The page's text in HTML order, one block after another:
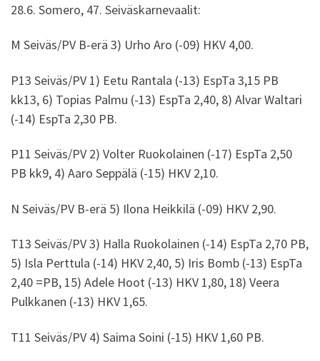
28.6. Somero, 47. Seiväskarnevaalit:
M Seiväs/PV B-erä 3) Urho Aro (-09) HKV 4,00.
P13 Seiväs/PV 1) Eetu Rantala (-13) EspTa 3,15 PB
kk13, 6) Topias Palmu (-13) EspTa 2,40, 8) Alvar Waltari
(-14) EspTa 2,30 PB.
P11 Seiväs/PV 2) Volter Ruokolainen (-17) EspTa 2,50
PB kk9, 4) Aaro Seppälä (-15) HKV 2,10.
N Seiväs/PV B-erä 5) Ilona Heikkilä (-09) HKV 2,90.
T13 Seiväs/PV 3) Halla Ruokolainen (-14) EspTa 2,70 PB,
5) Isla Perttula (-14) HKV 2,40, 5) Iris Bomb (-13) EspTa
2,40 =PB, 15) Adele Hoot (-13) HKV 1,80, 18) Veera
Pulkkanen (-13) HKV 1,65.
T11 Seiväs/PV 4) Saima Soini (-15) HKV 1,60 PB.